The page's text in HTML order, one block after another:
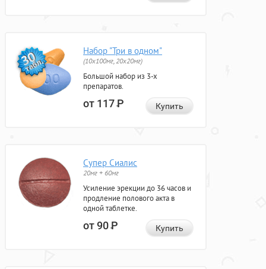
Набор "Три в одном"
(10x100мг, 20x20мг)
Большой набор из 3-х
препаратов.
от 117Р Купить
Супер Сиалис
20мг + 60мг
Усиление эрекции до 36 часов и
продление полового акта в
одной таблетке.
от 90Р Купить